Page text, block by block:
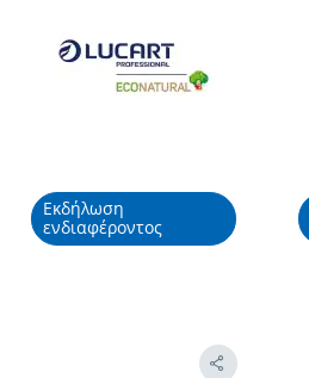
Εκδήλωση
ενδιαφέροντος